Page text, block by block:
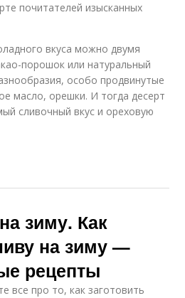
почитателей изысканных
вкуса можно двумя
порошок или натуральный
особо продвинутые
масло, орешки. И тогда десерт
сливочный вкус и ореховую
зиму. Как
на зиму —
рецепты
все про то, как заготовить